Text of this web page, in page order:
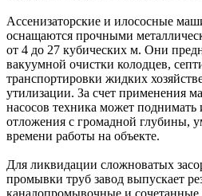
Ассенизаторские и илососные
оснащаются прочными
от 4 до 27 кубических м. Они
вакуумной очистки колодцев,
транспортировки жидких
утилизации. За счет применения
насосов техника может
отложения с громадной глубины,
времени работы на объекте.
Для ликвидации сложноватых
промывки труб завод выпускает
каналопромывочные и